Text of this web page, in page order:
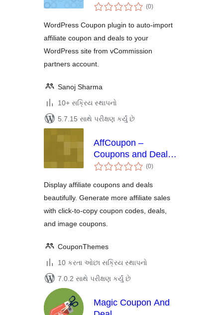
(0કુલ
રેટિંગ્સ
)
WordPress Coupon plugin to auto-import
affiliate coupon and deals to your
WordPress site from vCommission
partners account.
Sanoj Sharma
10+ સક્રિય સ્થાપનો
5.7.15 સાથે પરીક્ષણ કર્યું છે
AffCoupon –
Coupons and Deals
for Affiliate Sites
(0કુલ
રેટિંગ્સ
)
Display affiliate coupons and deals
beautifully. Generate more affiliate sales
with click-to-copy coupon codes, deals,
and image coupons.
CouponThemes
10 કરતા ઓછા સક્રિય સ્થાપનો
7.0.2 સાથે પરીક્ષણ કર્યું છે
Magic Coupon And